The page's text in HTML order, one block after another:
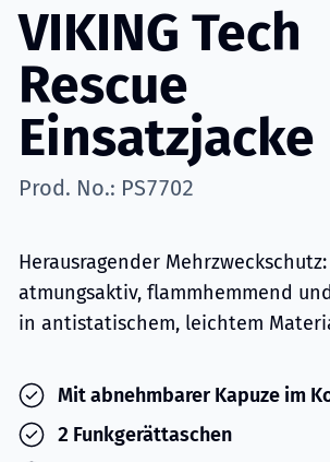
VIKING Tech
Rescue
Einsatzjacke
Prod. No.: PS7702
Herausragender
atmungsaktiv, flammhemmend
in antistatischem, leichtem
Mit abnehmbarer Kapuze im
2 Funkgerättaschen